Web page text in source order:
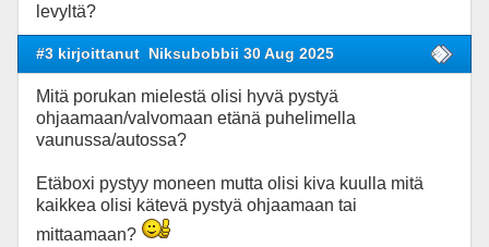
levyltä?
#3 kirjoittanut Niksubobbii 30 Aug 2025
Mitä porukan mielestä olisi hyvä pystyä
ohjaamaan/valvomaan etänä puhelimella
vaunussa/autossa?
Etäboxi pystyy moneen mutta olisi kiva kuulla mitä
kaikkea olisi kätevä pystyä ohjaamaan tai
mittaamaan?